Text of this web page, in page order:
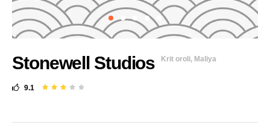
Stonewell Studios Krit oroli, Maliya
9.1